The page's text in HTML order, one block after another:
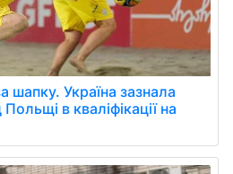
шапку. Україна зазнала
в кваліфікації на